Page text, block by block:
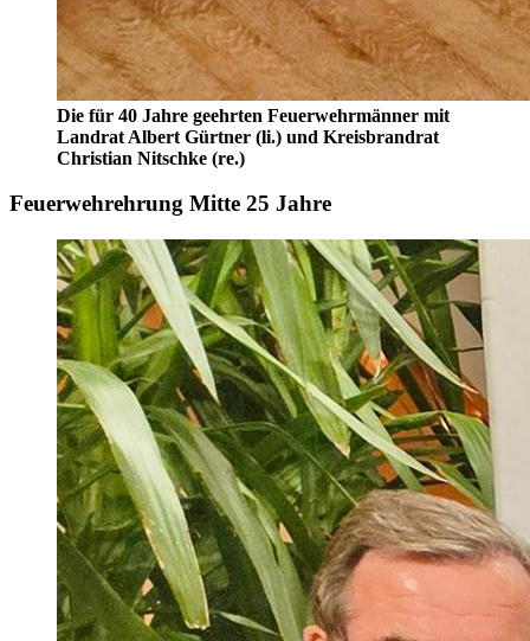
Die für 40 Jahre geehrten Feuerwehrmänner mit
Landrat Albert Gürtner (li.) und Kreisbrandrat
Christian Nitschke (re.)
Feuerwehrehrung Mitte 25 Jahre